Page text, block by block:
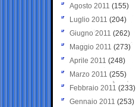
Agosto 2011 (155)
Luglio 2011 (204)
Giugno 2011 (262)
Maggio 2011 (273)
Aprile 2011 (248)
Marzo 2011 (255)
Febbraio 2011 (233)
Gennaio 2011 (253)